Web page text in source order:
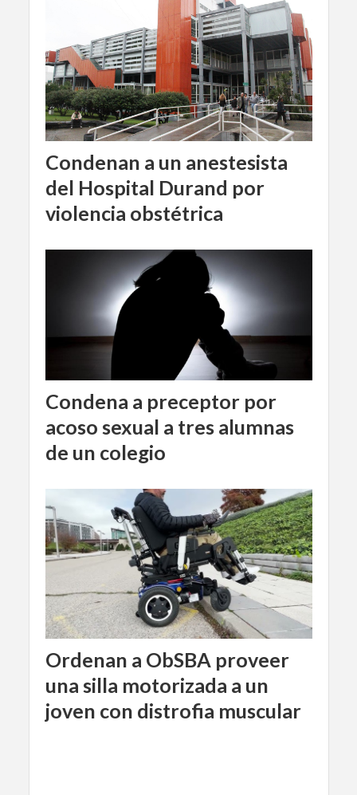
Condenan a un anestesista
del Hospital Durand por
violencia obstétrica
Condena a preceptor por
acoso sexual a tres alumnas
de un colegio
Ordenan a ObSBA proveer
una silla motorizada a un
joven con distrofia muscular